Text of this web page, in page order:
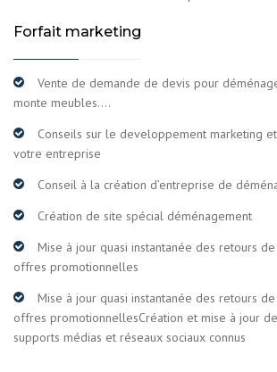
Forfait marketing
Vente de demande de devis pour
monte meubles….
Conseils sur le developpement marketing
votre entreprise
Conseil à la création d’entreprise de
Création de site spécial déménagement
Mise à jour quasi instantanée des retours
offres promotionnelles
Mise à jour quasi instantanée des retours
offres promotionnellesCréation et mise à jour
supports médias et réseaux sociaux connus